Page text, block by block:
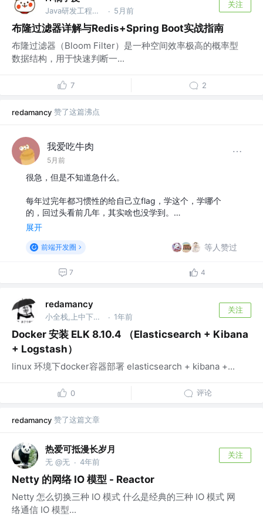
Java研发工程师、项目经理、.NET研发工程师 · 5月前
关注
布隆过滤器详解与Redis+Spring Boot实战指南
布隆过滤器（Bloom Filter）是一种空间效率极高的概率型
数据结构，用于快速判断一...
7 2
redamancy 赞了这篇沸点
我爱吃牛肉
5月前
很急，但是不知道急什么。
每年过完年都习惯性的给自己立flag，学这个，学哪个
的，回过头看前几年，其实啥也没学到。…
展开
前端开发圈 等人赞过
7 4
redamancy
小全栈,上中下路全能选手❤ · 1年前
关注
Docker 安装 ELK 8.10.4 （Elasticsearch + Kibana
+ Logstash）
linux 环境下docker容器部署 elasticsearch + kibana +...
0 评论
redamancy 赞了这篇文章
热爱可抵漫长岁月
无 @无 · 4年前
关注
Netty 的网络 IO 模型 - Reactor
Netty 怎么切换三种 IO 模式 什么是经典的三种 IO 模式 网
络通信 IO 模型...